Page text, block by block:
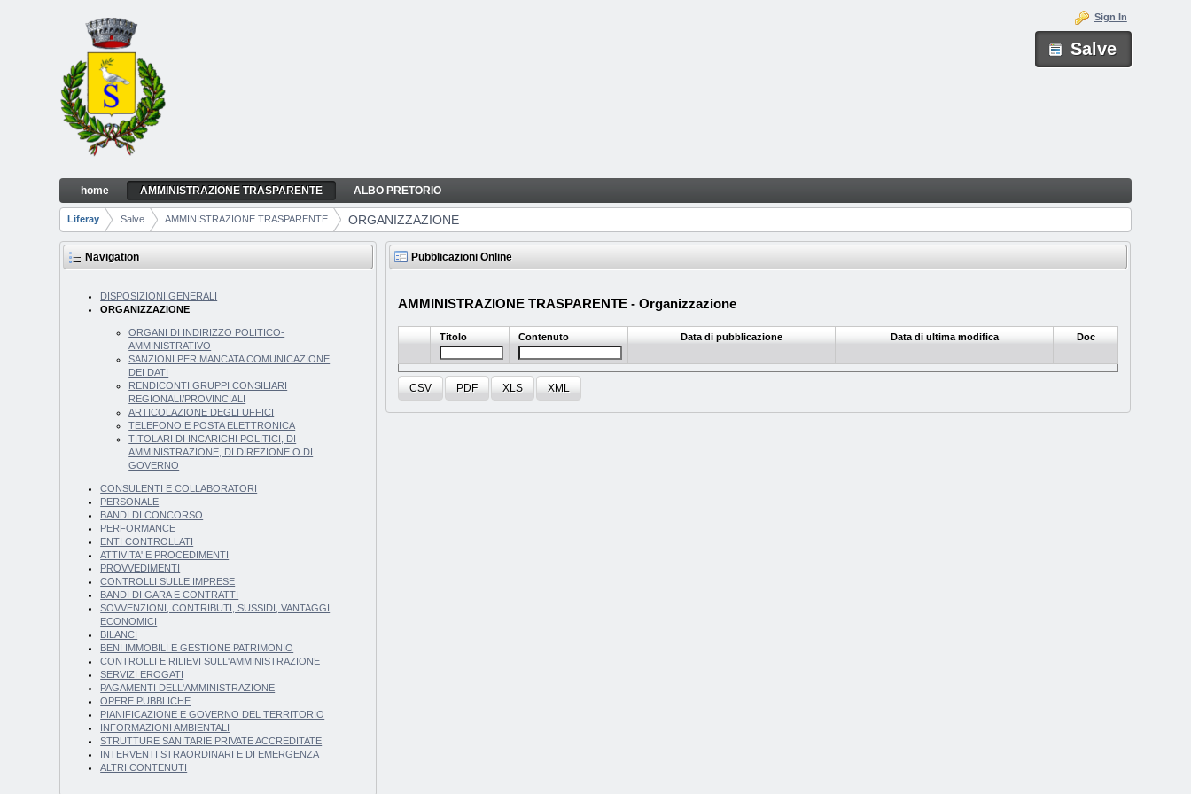
Salve
ORGANIZZAZIONE
Sign In
Navigation
home AMMINISTRAZIONE TRASPARENTE ALBO PRETORIO
Breadcrumbs
Liferay Salve AMMINISTRAZIONE TRASPARENTE ORGANIZZAZIONE
Navigation
DISPOSIZIONI GENERALI
ORGANIZZAZIONE
ORGANI DI INDIRIZZO POLITICO-
AMMINISTRATIVO
SANZIONI PER MANCATA COMUNICAZIONE
DEI DATI
RENDICONTI GRUPPI CONSILIARI
REGIONALI/PROVINCIALI
ARTICOLAZIONE DEGLI UFFICI
TELEFONO E POSTA ELETTRONICA
TITOLARI DI INCARICHI POLITICI, DI
AMMINISTRAZIONE, DI DIREZIONE O DI
GOVERNO
CONSULENTI E COLLABORATORI
PERSONALE
BANDI DI CONCORSO
PERFORMANCE
ENTI CONTROLLATI
ATTIVITA' E PROCEDIMENTI
PROVVEDIMENTI
CONTROLLI SULLE IMPRESE
BANDI DI GARA E CONTRATTI
SOVVENZIONI, CONTRIBUTI, SUSSIDI, VANTAGGI
ECONOMICI
BILANCI
BENI IMMOBILI E GESTIONE PATRIMONIO
CONTROLLI E RILIEVI SULL'AMMINISTRAZIONE
SERVIZI EROGATI
PAGAMENTI DELL'AMMINISTRAZIONE
OPERE PUBBLICHE
PIANIFICAZIONE E GOVERNO DEL TERRITORIO
INFORMAZIONI AMBIENTALI
STRUTTURE SANITARIE PRIVATE ACCREDITATE
INTERVENTI STRAORDINARI E DI EMERGENZA
ALTRI CONTENUTI
Pubblicazioni Online
AMMINISTRAZIONE TRASPARENTE - Organizzazione
Titolo Contenuto Data di pubblicazione Data di ultima modifica Doc
CSV PDF XLS XML